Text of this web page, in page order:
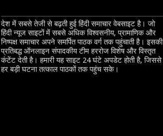
देश में सबसे तेजी से बढ़ती हुई हिंदी समाचार वेबसाइट है। जो
हिंदी न्यूज साइटों में सबसे अधिक विश्वसनीय, प्रामाणिक और
निष्पक्ष समाचार अपने समर्पित पाठक वर्ग तक पहुंचाती है। इसकी
प्रतिबद्ध ऑनलाइन संपादकीय टीम हररोज विशेष और विस्तृत
कंटेंट देती है। हमारी यह साइट 24 घंटे अपडेट होती है, जिससे
हर बड़ी घटना तत्काल पाठकों तक पहुंच सके।